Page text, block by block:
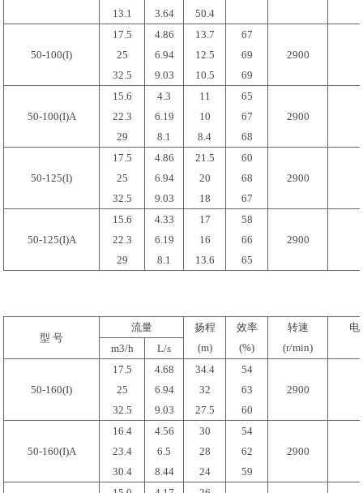
13.1
3.64
50.4
50-100(I)
17.5
25
32.5
4.86
6.94
9.03
13.7
12.5
10.5
67
69
69
2900
50-100(I)A
15.6
22.3
29
4.3
6.19
8.1
11
10
8.4
65
67
68
2900
50-125(I)
17.5
25
32.5
4.86
6.94
9.03
21.5
20
18
60
68
67
2900
50-125(I)A
15.6
22.3
29
4.33
6.19
8.1
17
16
13.6
58
66
65
2900
型 号
流量
扬程
(m)
效率
(%)
转速
(r/min)
电
m3/h L/s
50-160(I)
17.5
25
32.5
4.68
6.94
9.03
34.4
32
27.5
54
63
60
2900
50-160(I)A
16.4
23.4
30.4
4.56
6.5
8.44
30
28
24
54
62
59
2900